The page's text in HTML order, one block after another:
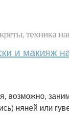
техника
и макияж
возможно,
няней или